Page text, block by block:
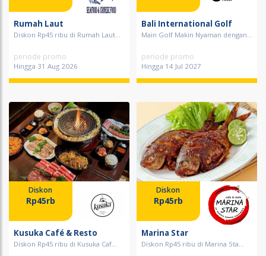
Rumah Laut
Diskon Rp45 ribu di Rumah Laut...
periode promo
Hingga 31 Aug 2026
Bali International Golf
Main Golf Makin Nyaman dengan...
periode promo
Hingga 14 Jul 2027
Diskon
Rp45rb
Kusuka Café & Resto
Diskon Rp45 ribu di Kusuka Caf...
Diskon
Rp45rb
Marina Star
Diskon Rp45 ribu di Marina Sta...